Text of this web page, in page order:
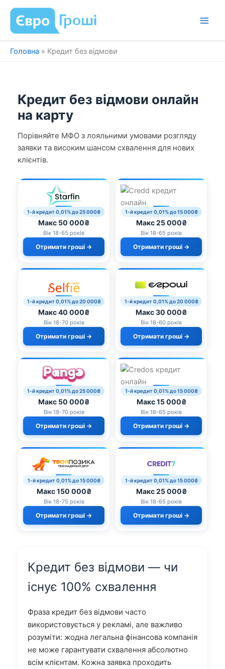
Перейти
вмісту
Головна » Кредит без відмови
Кредит без відмови онлайн
на карту
Порівняйте МФО з лояльними умовами розгляду
заявки та високим шансом схвалення для нових
клієнтів.
1-й кредит 0,01% до 25 000₴
Макс 50 000₴
Вік 18-65 років
Отримати гроші →
1-й кредит 0,01% до 15 000₴
Макс 25 000₴
Вік 18-65 років
Отримати гроші →
1-й кредит 0,01% до 20 000₴
Макс 40 000₴
Вік 18-70 років
Отримати гроші →
1-й кредит 0,01% до 20 000₴
Макс 30 000₴
Вік 18-60 років
Отримати гроші →
1-й кредит 0,01% до 25 000₴
Макс 50 000₴
Вік 18-70 років
Отримати гроші →
1-й кредит 0,01% до 15 000₴
Макс 15 000₴
Вік 18-65 років
Отримати гроші →
1-й кредит 0,01% до 15 000₴
Макс 150 000₴
Вік 18-75 років
Отримати гроші →
1-й кредит 0,01% до 15 000₴
Макс 25 000₴
Вік 18-65 років
Отримати гроші →
Кредит без відмови — чи
існує 100% схвалення
Фраза кредит без відмови часто
використовується у рекламі, але важливо
розуміти: жодна легальна фінансова компанія
не може гарантувати схвалення абсолютно
всім клієнтам. Кожна заявка проходить